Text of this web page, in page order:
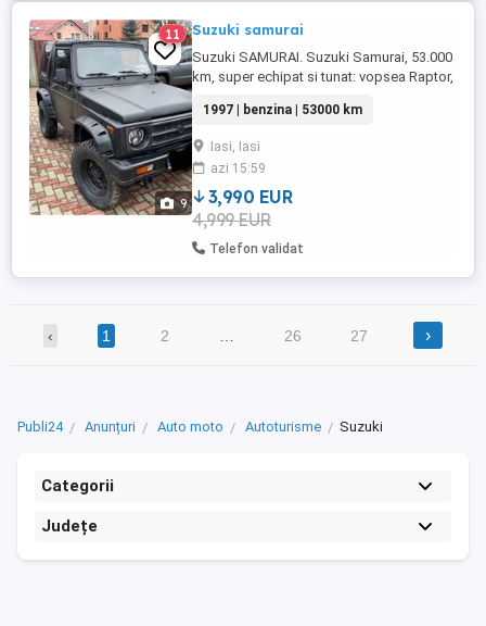
9
11 Suzuki samurai
Suzuki SAMURAI. Suzuki Samurai, 53.000
km, super echipat si tunat: vopsea Raptor,
anvelope All Terrain, hardtop fibr sticla-se
poate decapota, geamuri fumurii
omologate, cd player. Pret 3.990 euro
1997 | benzina | 53000 km
Iasi, Iasi
azi 15:59
3,990 EUR
4,999 EUR
Telefon validat
‹ 1 2 26 27 ›
Publi24 Anunțuri Auto moto Autoturisme Suzuki
Categorii
Județe